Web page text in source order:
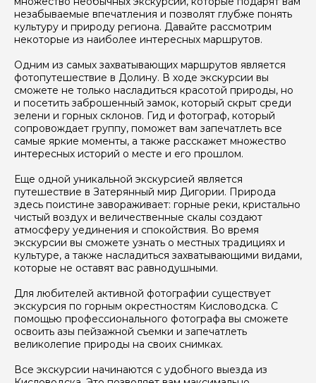
незабываемые впечатления и позволят глубже понять
культуру и природу региона. Давайте рассмотрим
некоторые из наиболее интересных маршрутов.
Одним из самых захватывающих маршрутов является
фотопутешествие в Долину. В ходе экскурсии вы
сможете не только насладиться красотой природы, но
и посетить заброшенный замок, который скрыт среди
зелени и горных склонов. Гид и фотограф, который
сопровождает группу, поможет вам запечатлеть все
самые яркие моменты, а также расскажет множество
интересных историй о месте и его прошлом.
Еще одной уникальной экскурсией является
путешествие в Затерянный мир Дигории. Природа
здесь поистине завораживает: горные реки, кристально
чистый воздух и величественные скалы создают
атмосферу уединения и спокойствия. Во время
экскурсии вы сможете узнать о местных традициях и
культуре, а также насладиться захватывающими видами,
которые не оставят вас равнодушными.
Для любителей активной фотографии существует
экскурсия по горным окрестностям Кисловодска. С
помощью профессионального фотографа вы сможете
освоить азы пейзажной съемки и запечатлеть
великолепие природы на своих снимках.
Все экскурсии начинаются с удобного выезда из